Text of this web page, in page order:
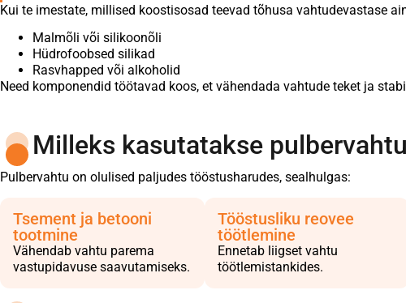
Kui te imestate, millised koostisosad teevad tõhusa vahtudevastase
Malmõli või silikoonõli
Hüdrofoobsed silikad
Rasvhapped või alkoholid
Need komponendid töötavad koos, et vähendada vahtude teket ja
Milleks kasutatakse
Pulbervahtu on olulised paljudes tööstusharudes, sealhulgas:
Tsement ja betooni
tootmine
Vähendab vahtu parema
vastupidavuse saavutamiseks.
Tööstusliku reovee
töötlemine
Ennetab liigset vahtu
töötlemistankides.